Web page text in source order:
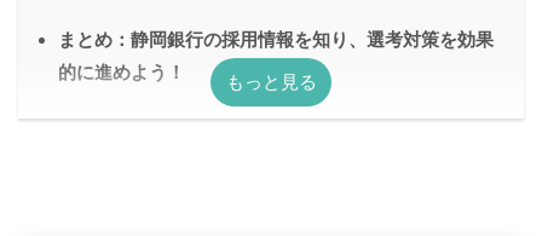
まとめ：静岡銀行の採用情報を知り、選考対策を効果
的に進めよう！